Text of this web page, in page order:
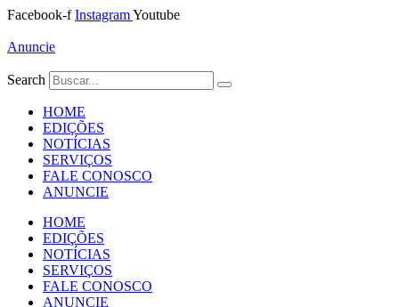
Ir
o
Facebook-f InstagramYoutube
Anuncie
Search
HOME
EDIÇÕES
NOTÍCIAS
SERVIÇOS
FALE CONOSCO
ANUNCIE
HOME
EDIÇÕES
NOTÍCIAS
SERVIÇOS
FALE CONOSCO
ANUNCIE